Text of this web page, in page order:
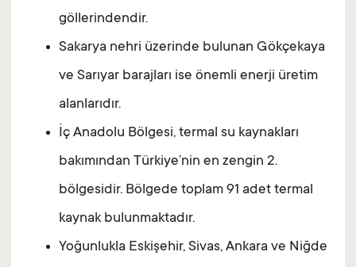
göllerindendir.
Sakarya nehri üzerinde bulunan Gökçekaya
ve Sarıyar barajları ise önemli enerji üretim
alanlarıdır.
İç Anadolu Bölgesi, termal su kaynakları
bakımından Türkiye’nin en zengin 2.
bölgesidir. Bölgede toplam 91 adet termal
kaynak bulunmaktadır.
Yoğunlukla Eskişehir, Sivas, Ankara ve Niğde